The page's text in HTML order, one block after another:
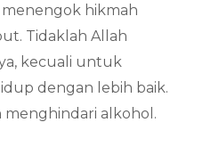
menengok hikmah
Tidaklah Allah
kecuali untuk
dengan lebih baik.
menghindari alkohol.